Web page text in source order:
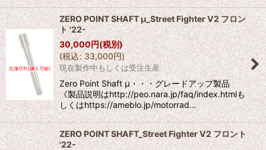
ZERO POINT SHAFT μ_Street Fighter V2 フロン
ト '22-
30,000円(税別)
(税込: 33,000円)
現在製作中もしくは受注生産
Zero Point Shaft μ・・・グレードアップ製品
《製品説明はhttp://peo.nara.jp/faq/index.htmlも
しくはhttps://ameblo.jp/motorrad…
ZERO POINT SHAFT_Street Fighter V2 フロント
'22-